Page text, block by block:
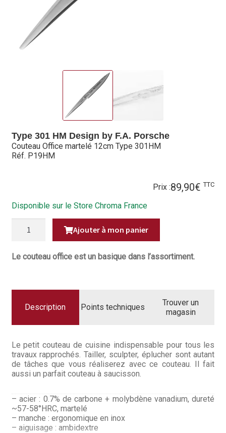
Hall of Fame
Bocuse d’Or
Partenaires
Plan du site
Politique en matière de remboursements et de retours
Questions / Réponses
Questions-Réponses?
Thank you for booking
Tous les articles
Trouver mon couteau
Trouver mon magasin
Type 301 HM Design by F.A. Porsche
Couteau Office martelé 12cm Type 301HM
Réf. P19HM
Prix :89,90€ TTC
Disponible sur le Store Chroma France
MARTELÉ
12CM
Ajouter à mon panier
Le couteau office est un basique dans l’assortiment.
Description Points techniques
Trouver un
magasin
Le petit couteau de cuisine indispensable pour tous les
travaux rapprochés. Tailler, sculpter, éplucher sont autant
de tâches que vous réaliserez avec ce couteau. Il fait
aussi un parfait couteau à saucisson.
– acier : 0.7% de carbone + molybdène vanadium, dureté
~57-58°HRC, martelé
– manche : ergonomique en inox
– aiguisage : ambidextre